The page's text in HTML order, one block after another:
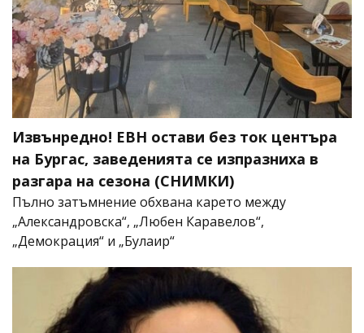
Извънредно! ЕВН остави без ток центъра
на Бургас, заведенията се изпразниха в
разгара на сезона (СНИМКИ)
Пълно затъмнение обхвана карето между
„Александровска“, „Любен Каравелов“,
„Демокрация“ и „Булаир“